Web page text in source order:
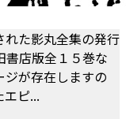
た影丸全集の発行
書店版全１５巻な
ジが存在しますの
ピ...